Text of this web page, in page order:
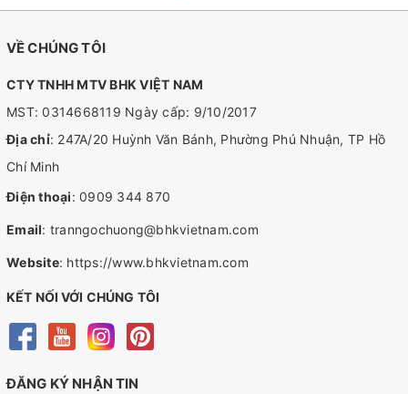
VỀ CHÚNG TÔI
CTY TNHH MTV BHK VIỆT NAM
MST: 0314668119 Ngày cấp: 9/10/2017
Địa chỉ: 247A/20 Huỳnh Văn Bánh, Phường Phú Nhuận, TP Hồ
Chí Minh
Điện thoại: 0909 344 870
Email: tranngochuong@bhkvietnam.com
Website: https://www.bhkvietnam.com
KẾT NỐI VỚI CHÚNG TÔI
ĐĂNG KÝ NHẬN TIN